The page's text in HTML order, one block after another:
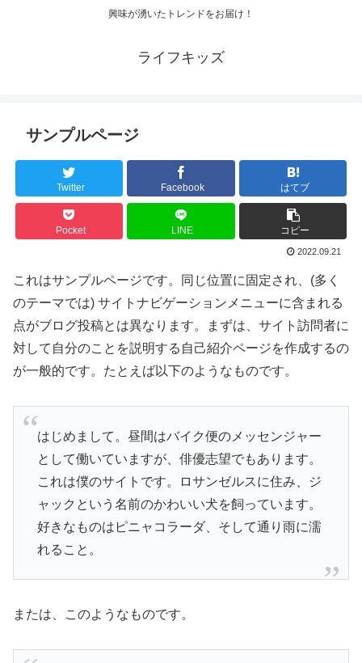
興味が湧いたトレンドをお届け！
ライフキッズ
サンプルページ
Twitter Facebook はてブ
Pocket LINE コピー
2022.09.21
これはサンプルページです。同じ位置に固定され、(多く
のテーマでは) サイトナビゲーションメニューに含まれる
点がブログ投稿とは異なります。まずは、サイト訪問者に
対して自分のことを説明する自己紹介ページを作成するの
が一般的です。たとえば以下のようなものです。
はじめまして。昼間はバイク便のメッセンジャー
として働いていますが、俳優志望でもあります。
これは僕のサイトです。ロサンゼルスに住み、ジ
ャックという名前のかわいい犬を飼っています。
好きなものはピニャコラーダ、そして通り雨に濡
れること。
または、このようなものです。